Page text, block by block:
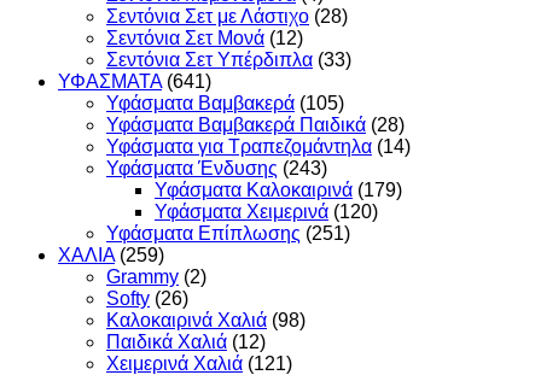
Σεντόνια Σετ με Λάστιχο (28)
Σεντόνια Σετ Μονά (12)
Σεντόνια Σετ Υπέρδιπλα (33)
ΥΦΑΣΜΑΤΑ (641)
Υφάσματα Βαμβακερά (105)
Υφάσματα Βαμβακερά Παιδικά (28)
Υφάσματα για Τραπεζομάντηλα (14)
Υφάσματα Ένδυσης (243)
Υφάσματα Καλοκαιρινά (179)
Υφάσματα Χειμερινά (120)
Υφάσματα Επίπλωσης (251)
ΧΑΛΙΑ (259)
Grammy (2)
Softy (26)
Καλοκαιρινά Χαλιά (98)
Παιδικά Χαλιά (12)
Χειμερινά Χαλιά (121)